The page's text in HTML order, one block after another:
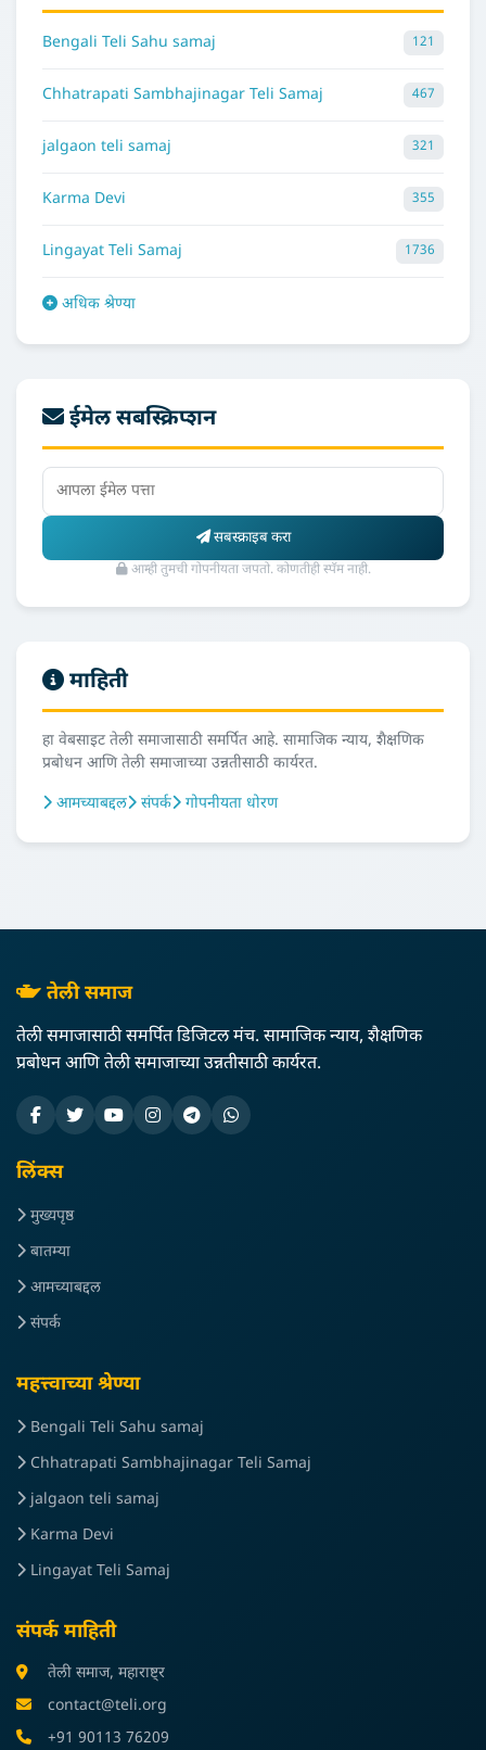
Bengali Teli Sahu samaj 121
Chhatrapati Sambhajinagar Teli Samaj 467
jalgaon teli samaj 321
Karma Devi 355
Lingayat Teli Samaj 1736
अधिक श्रेण्या
ईमेल सबस्क्रिप्शन
सबस्क्राइब करा
आम्ही तुमची गोपनीयता जपतो. कोणतीही स्पॅम नाही.
माहिती
हा वेबसाइट तेली समाजासाठी समर्पित आहे. सामाजिक न्याय, शैक्षणिक
प्रबोधन आणि तेली समाजाच्या उन्नतीसाठी कार्यरत.
आमच्याबद्दल
संपर्क गोपनीयता धोरण
तेली समाज
तेली समाजासाठी समर्पित डिजिटल मंच. सामाजिक न्याय, शैक्षणिक
प्रबोधन आणि तेली समाजाच्या उन्नतीसाठी कार्यरत.
लिंक्स
मुख्यपृष्ठ
बातम्या
आमच्याबद्दल
संपर्क
महत्त्वाच्या श्रेण्या
Bengali Teli Sahu samaj
Chhatrapati Sambhajinagar Teli Samaj
jalgaon teli samaj
Karma Devi
Lingayat Teli Samaj
संपर्क माहिती
तेली समाज, महाराष्ट्र
contact@teli.org
+91 90113 76209